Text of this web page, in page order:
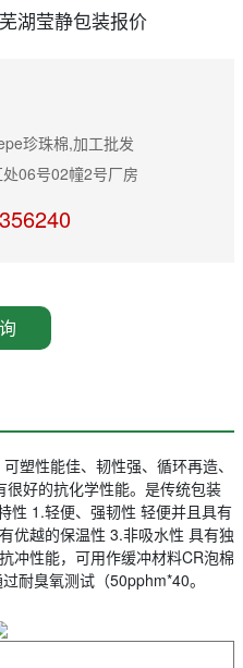
湖莹静包装报价
珍珠棉,加工批发
06号02幢2号厂房
塑性能佳、韧性强、循环再造、
好的抗化学性能。是传统包装
性 1.轻便、强韧性 轻便并且具有
优越的保温性 3.非吸水性 具有独
冲性能，可用作缓冲材料CR泡棉
耐臭氧测试（50pphm*40。